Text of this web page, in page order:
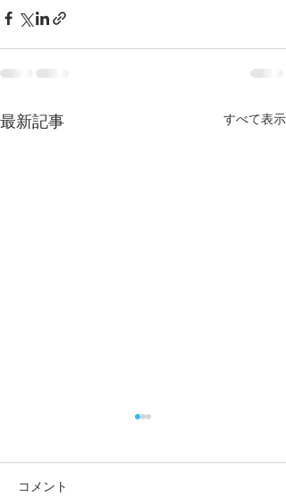
最新記事 すべて表示
コメント